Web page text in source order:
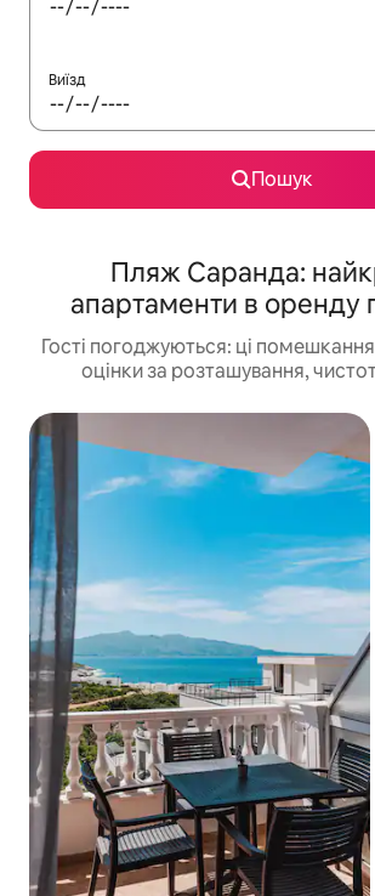
Виїзд
Пошук
Пляж Саранда:
апартаменти в оренду
Гості погоджуються: ці
оцінки за розташування,